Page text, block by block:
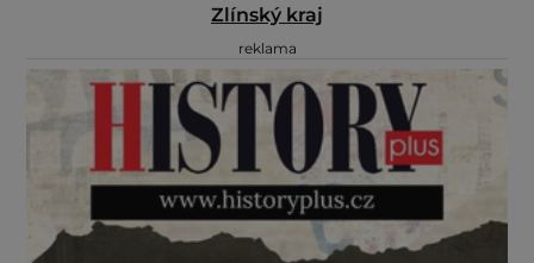
Zlínský kraj
reklama